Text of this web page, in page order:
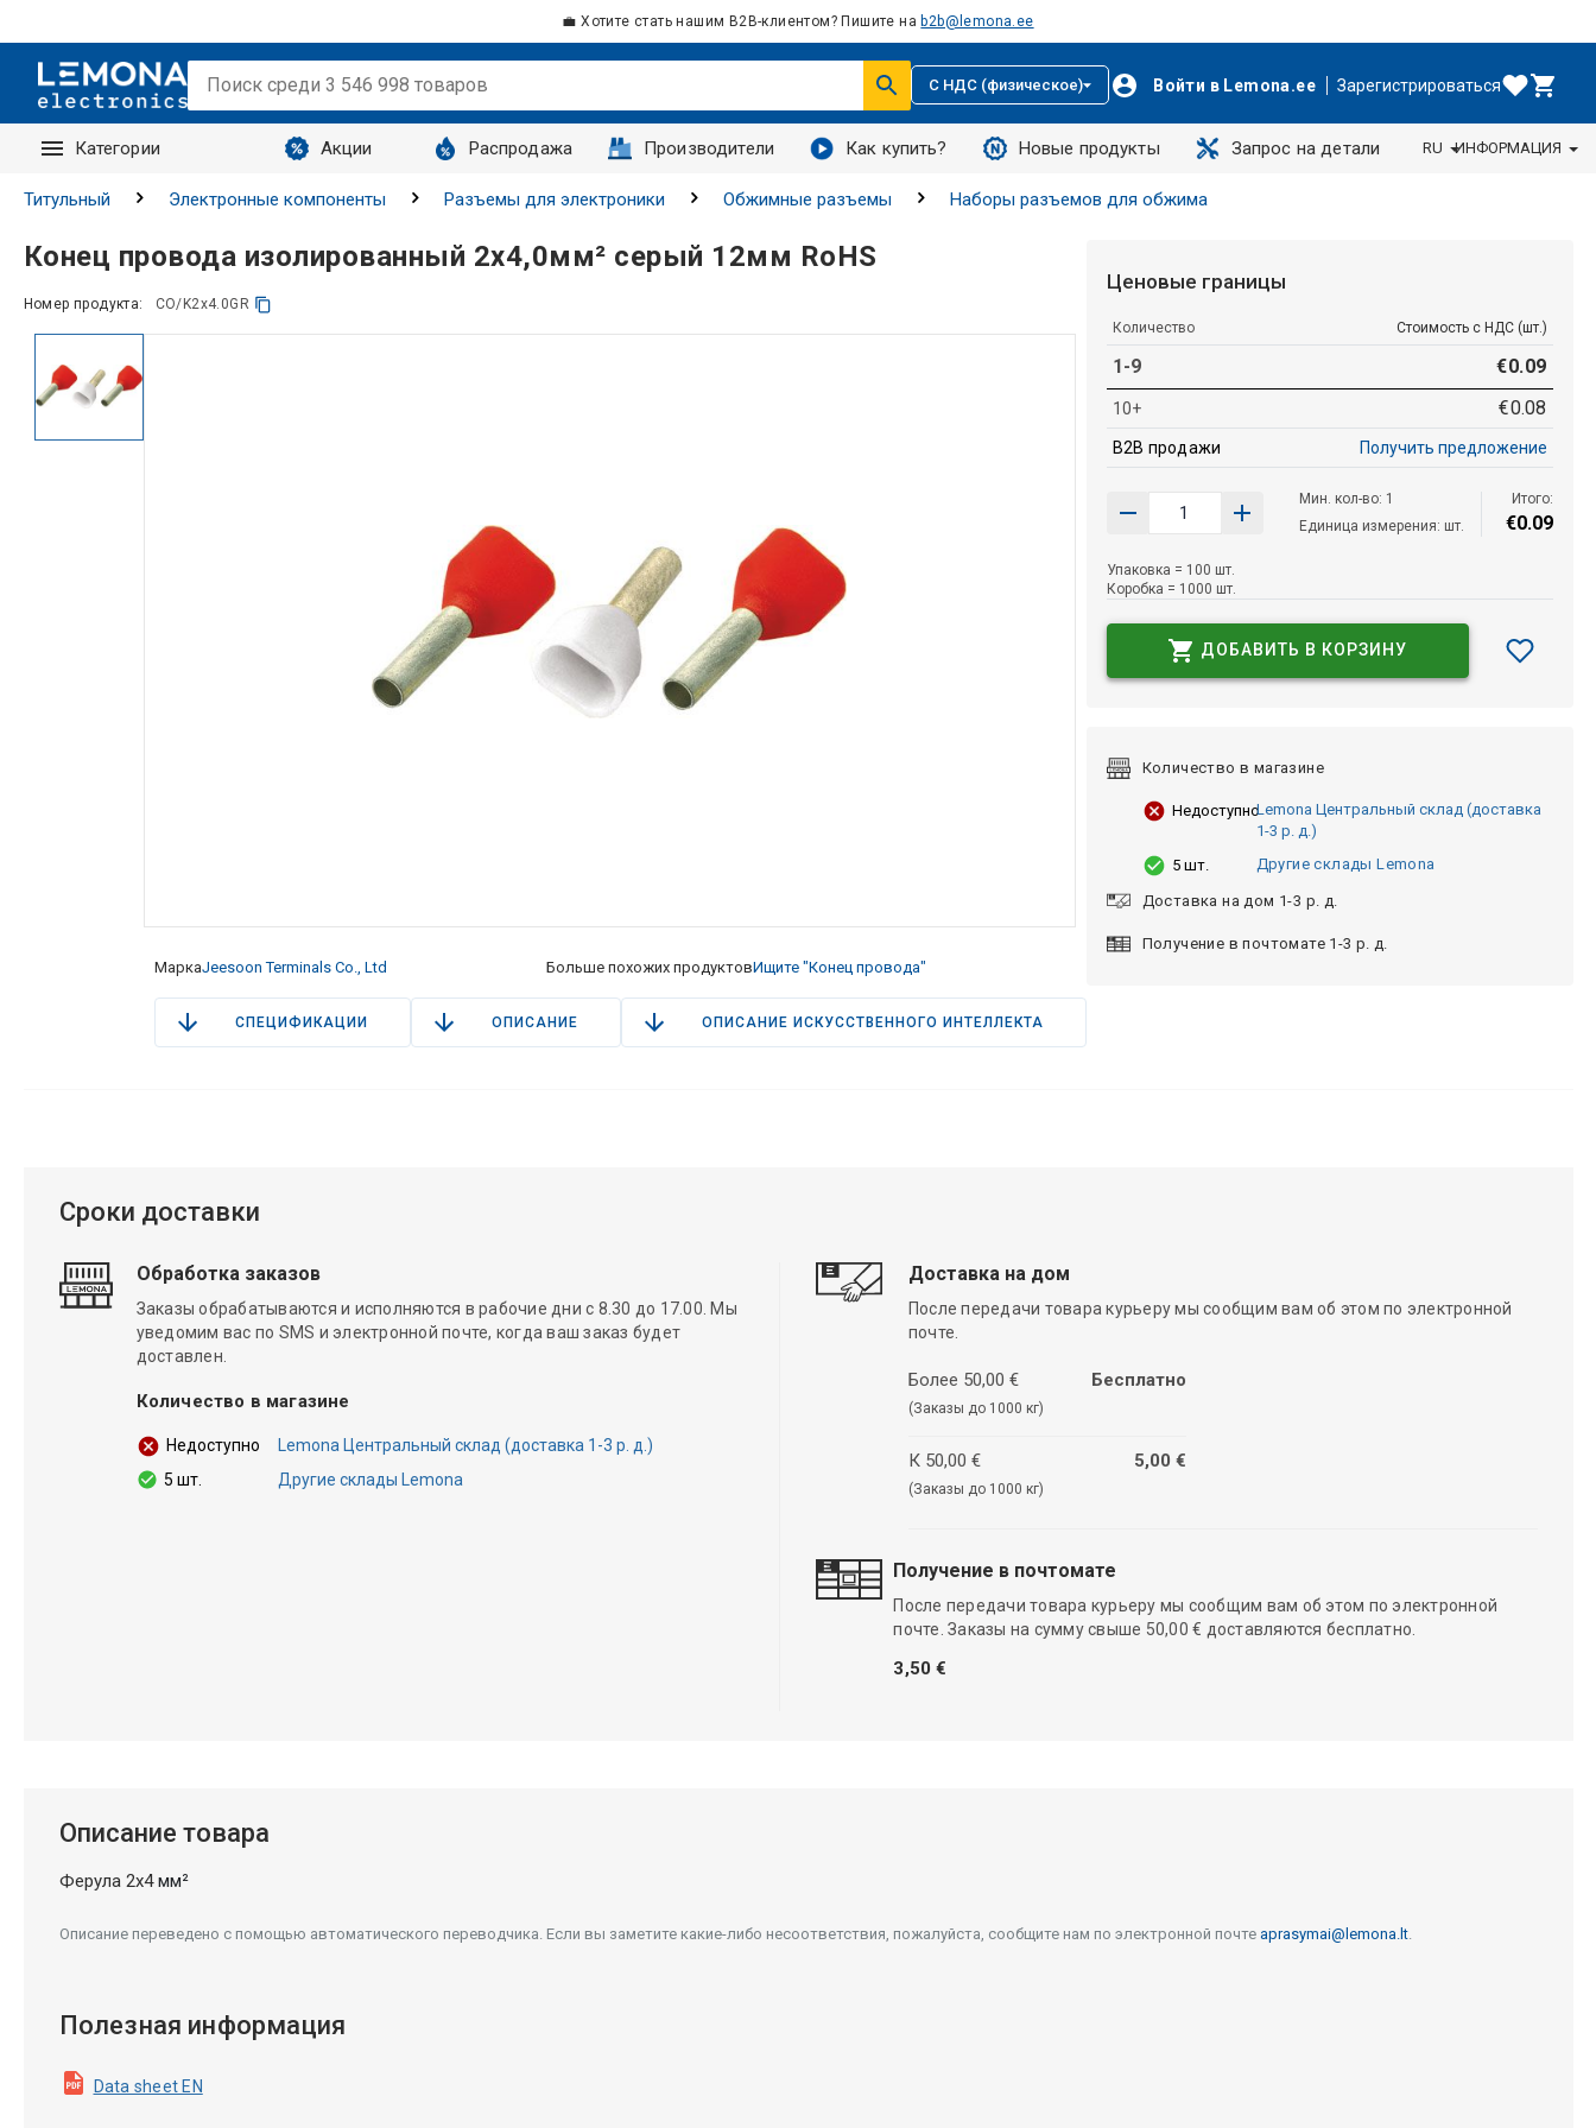
💼 Хотите стать нашим B2B-клиентом? Пишите на b2b@lemona.ee
С НДС (физическое) Войти в Lemona.ee Зарегистрироваться
Категории Акции Распродажа Производители Как купить? Новые продукты Запрос на детали
Запросы
RU ИНФОРМАЦИЯ
Титульный Электронные компоненты Разъемы для электроники Обжимные разъемы Наборы разъемов для обжима
Конец провода изолированный 2x4,0мм² серый 12мм RoHS
Номер продукта: CO/K2x4.0GR
МаркаJeesoon Terminals Co., Ltd Больше похожих продуктовИщите "Конец провода"
СПЕЦИФИКАЦИИ ОПИСАНИЕ ОПИСАНИЕ ИСКУССТВЕННОГО ИНТЕЛЛЕКТА
Ценовые границы
Количество Стоимость с НДС (шт.)
1-9 €0.09
10+ €0.08
B2B продажи Получить предложение
Мин. кол-во: 1
Единица измерения: шт.
Итого:
€0.09
Упаковка = 100 шт.
Коробка = 1000 шт.
ДОБАВИТЬ В КОРЗИНУ
Количество в магазине
НедоступноLemona Центральный склад (доставка
1-3 р. д.)
5 шт.
Другие склады Lemona
Доставка на дом 1-3 р. д.
Получение в почтомате 1-3 р. д.
Сроки доставки
Обработка заказов
Заказы обрабатываются и исполняются в рабочие дни с 8.30 до 17.00. Мы
уведомим вас по SMS и электронной почте, когда ваш заказ будет
доставлен.
Количество в магазине
Недоступно
Lemona Центральный склад (доставка 1-3 р. д.)
5 шт.
Другие склады Lemona
Доставка на дом
После передачи товара курьеру мы сообщим вам об этом по электронной
почте.
Более 50,00 €
(Заказы до 1000 кг)
Бесплатно
К 50,00 €
(Заказы до 1000 кг)
5,00 €
Получение в почтомате
После передачи товара курьеру мы сообщим вам об этом по электронной
почте. Заказы на сумму свыше 50,00 € доставляются бесплатно.
3,50 €
Описание товара
Ферула 2x4мм²
Описание переведено с помощью автоматического переводчика. Если вы заметите какие-либо несоответствия, пожалуйста, сообщите нам по электронной почте aprasymai@lemona.lt.
Полезная информация
Data sheet EN